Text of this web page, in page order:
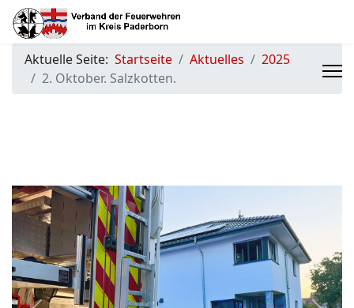
Aktuelle Seite: Startseite Aktuelles
2025
2. Oktober. Salzkotten.